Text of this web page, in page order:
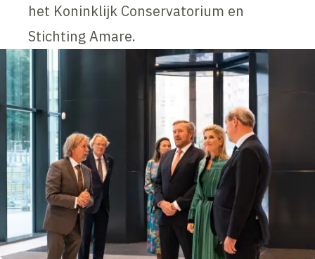
het Koninklijk Conservatorium en
Stichting Amare.